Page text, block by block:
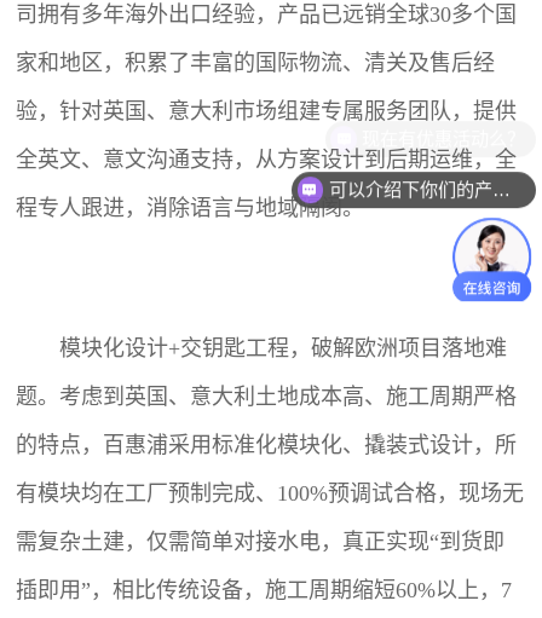
司拥有多年海外出口经验，产品已远销全球30多个国
家和地区，积累了丰富的国际物流、清关及售后经
验，针对英国、意大利市场组建专属服务团队，提供
全英文、意文沟通支持，从方案设计到后期运维，全
程专人跟进，消除语言与地域隔阂。
模块化设计+交钥匙工程，破解欧洲项目落地难
题。考虑到英国、意大利土地成本高、施工周期严格
的特点，百惠浦采用标准化模块化、撬装式设计，所
有模块均在工厂预制完成、100%预调试合格，现场无
需复杂土建，仅需简单对接水电，真正实现“到货即
插即用”，相比传统设备，施工周期缩短60%以上，7